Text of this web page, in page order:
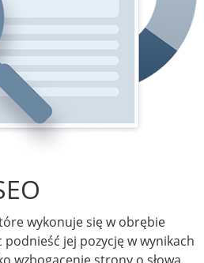
wykonuje się w obrębie
jej pozycję w wynikach
wzbogacenie strony o słowa